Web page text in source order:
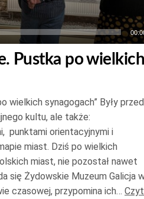
Pustka po wielkich
wielkich synagogach” Były
kultu, ale także:
punktami orientacyjnymi i
miast. Dziś po wielkich
miast, nie pozostał nawet
się Żydowskie Muzeum Galicja
czasowej, przypomina ich…